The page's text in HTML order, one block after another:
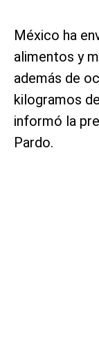
México ha
alimentos y
además de
kilogramos
informó la
Pardo.